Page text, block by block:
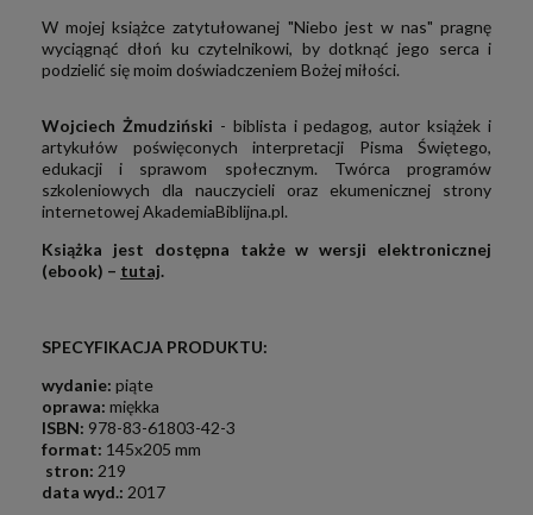
W mojej książce zatytułowanej "Niebo jest w nas" pragnę
wyciągnąć dłoń ku czytelnikowi, by dotknąć jego serca i
podzielić się moim doświadczeniem Bożej miłości.
Wojciech Żmudziński - biblista i pedagog, autor książek i
artykułów poświęconych interpretacji Pisma Świętego,
edukacji i sprawom społecznym. Twórca programów
szkoleniowych dla nauczycieli oraz ekumenicznej strony
internetowej AkademiaBiblijna.pl.
Książka jest dostępna także w wersji elektronicznej
(ebook) – tutaj.
SPECYFIKACJA PRODUKTU:
wydanie: piąte
oprawa: miękka
ISBN: 978-83-61803-42-3
format: 145x205 mm
stron: 219
data wyd.: 2017